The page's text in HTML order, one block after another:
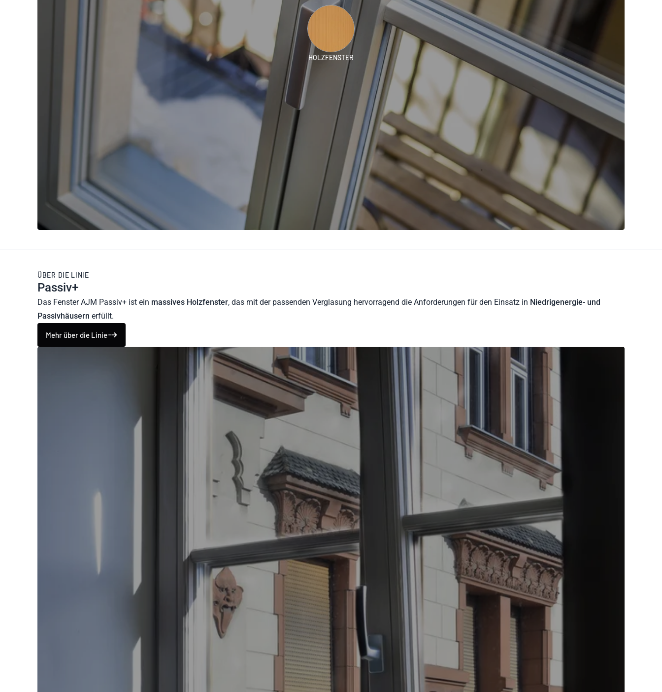
HOLZFENSTER
ÜBER DIE LINIE
Passiv+
Das Fenster AJM Passiv+ ist ein massives Holzfenster, das mit der passenden Verglasung hervorragend die Anforderungen für den Einsatz in Niedrigenergie- und
Passivhäusern erfüllt.
Mehr über die Linie